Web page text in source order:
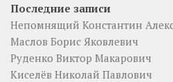
Последние записи
Непомнящий Константин
Маслов Борис Яковлевич
Руденко Виктор Макарович
Киселёв Николай Павлович